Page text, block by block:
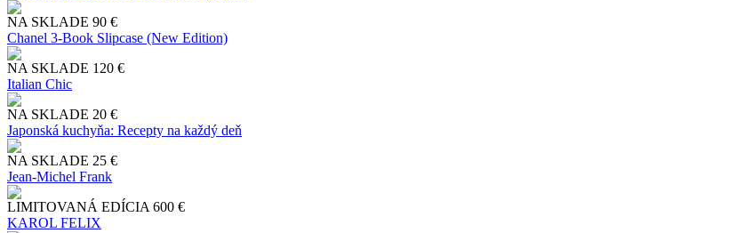
NA SKLADE 90 €
Chanel 3-Book Slipcase (New Edition)
NA SKLADE 120 €
Italian Chic
NA SKLADE 20 €
Japonská kuchyňa: Recepty na každý deň
NA SKLADE 25 €
Jean-Michel Frank
LIMITOVANÁ EDÍCIA 600 €
KAROL FELIX